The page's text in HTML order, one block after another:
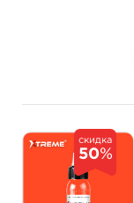
Количество
скидка
50%